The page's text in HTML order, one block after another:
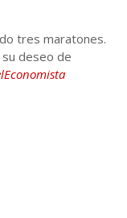
tres maratones.
deseo de